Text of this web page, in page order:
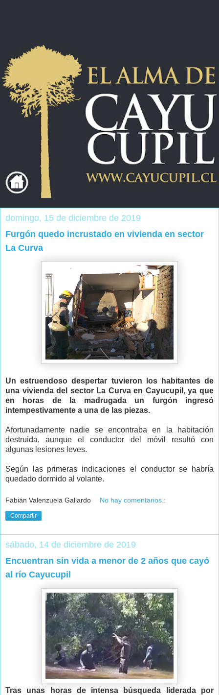
domingo, 15 de diciembre de 2019
Furgón quedo incrustado en vivienda en sector
La Curva
Un estruendoso despertar tuvieron los habitantes de
una vivienda del sector La Curva en Cayucupil, ya que
en horas de la madrugada un furgón ingresó
intempestivamente a una de las piezas.
Afortunadamente nadie se encontraba en la habitación
destruida, aunque el conductor del móvil resultó con
algunas lesiones leves.
Según las primeras indicaciones el conductor se habría
quedado dormido al volante.
Fabián Valenzuela Gallardo No hay comentarios.:
Compartir
sábado, 14 de diciembre de 2019
Encuentran sin vida a menor de 2 años que cayó
al río Cayucupil
Tras unas horas de intensa búsqueda liderada por